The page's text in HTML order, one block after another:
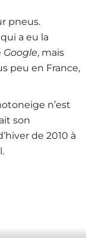
pneus.
a eu la
Google, mais
peu en France,
n’est
son
de 2010 à